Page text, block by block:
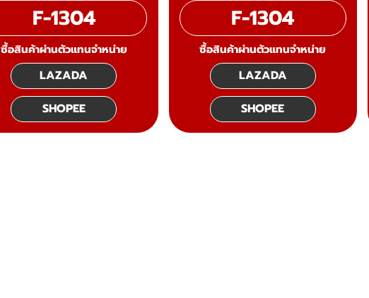
F-1304
ซื้อสินค้าผ่านตัวแทนจำหน่าย
LAZADA
SHOPEE
F-1304
ซื้อสินค้าผ่านตัวแทนจำหน่าย
LAZADA
SHOPEE